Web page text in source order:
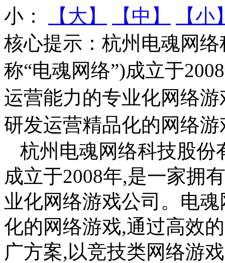
小：
【大】 【中】
【小
核心提示： 杭州电魂网
称“电魂网络”)成立于
运营能力的专业化网络
研发运营精品化的网络
杭州电魂网络科技股份
成立于2008年,是一家拥
业化网络游戏公司。电
化的网络游戏,通过高效
广方案,以竞技类网络游